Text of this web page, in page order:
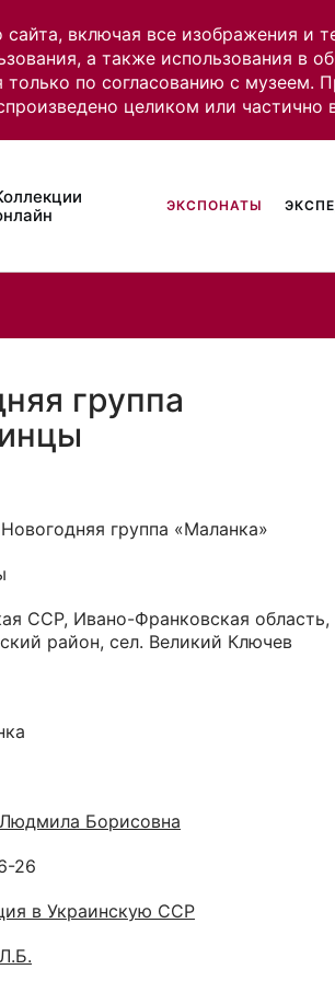
включая все изображения и
а также использования в
только по согласованию с музеем.
целиком или
ЭКСПОНАТЫ
группа
группа «Маланка»
ССР, Ивано-Франковская область,
район, сел. Великий Ключев
Борисовна
26
в Украинскую ССР